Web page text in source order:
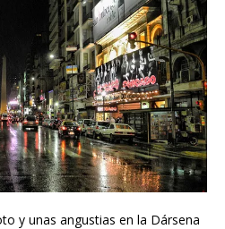
y unas angustias en la Dársena